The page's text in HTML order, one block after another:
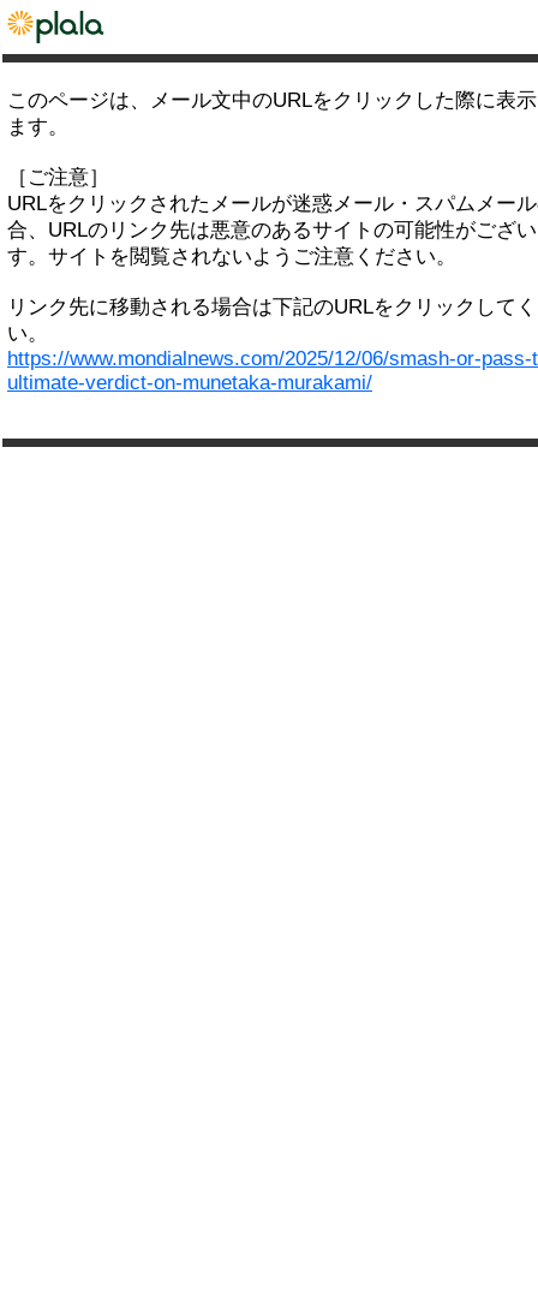
このページは、メール文中のURLをクリックした際に表
ます。
［ご注意］
URLをクリックされたメールが迷惑メール・スパムメー
合、URLのリンク先は悪意のあるサイトの可能性がござ
す。サイトを閲覧されないようご注意ください。
リンク先に移動される場合は下記のURLをクリックして
い。
https://www.mondialnews.com/2025/12/06/smash-or-pass-
ultimate-verdict-on-munetaka-murakami/